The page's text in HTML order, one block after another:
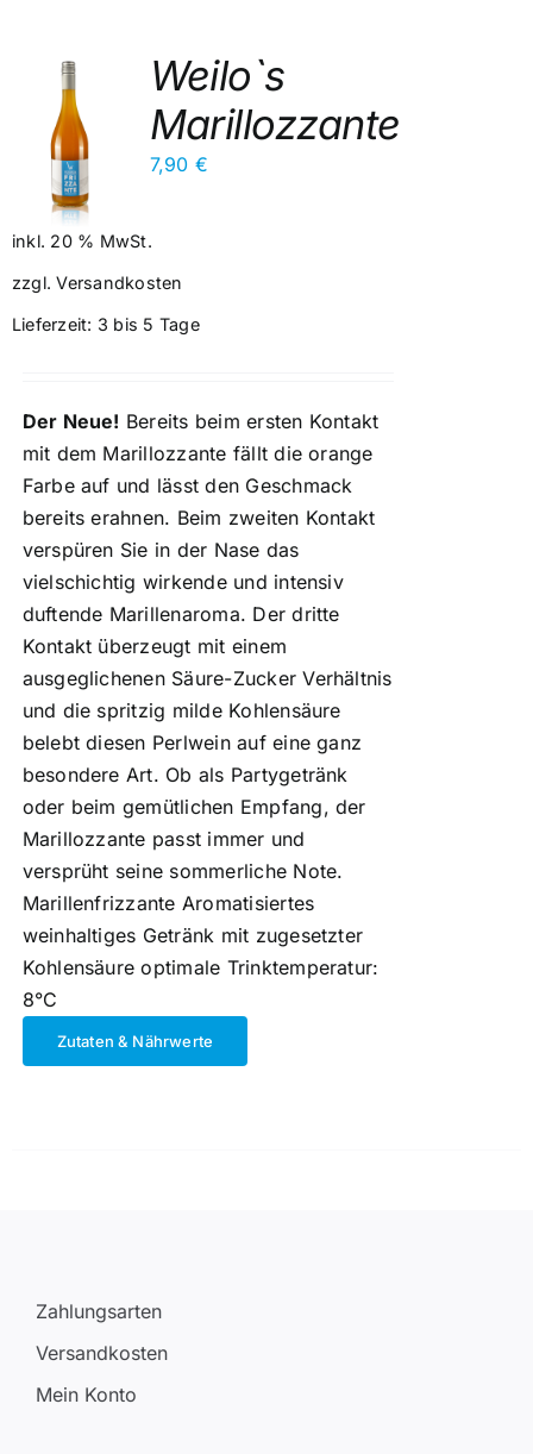
Weilo`s
Marillozzante
7,90 €
inkl. 20 % MwSt.
zzgl.Versandkosten
Lieferzeit: 3 bis 5 Tage
Der Neue! Bereits beim ersten Kontakt
mit dem Marillozzante fällt die orange
Farbe auf und lässt den Geschmack
bereits erahnen. Beim zweiten Kontakt
verspüren Sie in der Nase das
vielschichtig wirkende und intensiv
duftende Marillenaroma. Der dritte
Kontakt überzeugt mit einem
ausgeglichenen Säure-Zucker Verhältnis
und die spritzig milde Kohlensäure
belebt diesen Perlwein auf eine ganz
besondere Art. Ob als Partygetränk
oder beim gemütlichen Empfang, der
Marillozzante passt immer und
versprüht seine sommerliche Note.
Marillenfrizzante Aromatisiertes
weinhaltiges Getränk mit zugesetzter
Kohlensäure optimale Trinktemperatur:
8°C
Zutaten & Nährwerte
Zahlungsarten
Versandkosten
Mein Konto